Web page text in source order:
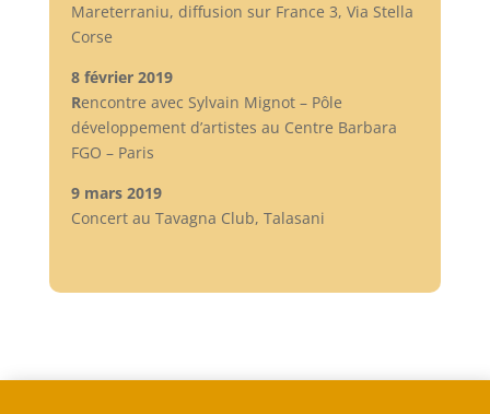
Mareterraniu, diffusion sur France 3, Via Stella
Corse
8 février 2019
Rencontre avec Sylvain Mignot – Pôle
développement d’artistes au Centre Barbara
FGO – Paris
9 mars 2019
Concert au Tavagna Club, Talasani